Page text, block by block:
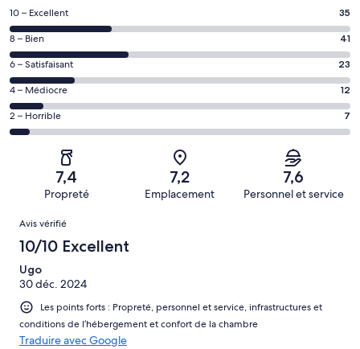
Note
des
voyageurs
de 10
(Excellent),
d’après 35 avis
sur 118.
10 – Excellent 35
Note
des
voyageurs
de 8
(Bien),
d’après 41 avis
sur 118.
8 – Bien 41
Note
des
voyageurs
de 6
(Satisfaisant),
d’après 23 avis
6 – Satisfaisant 23
Note
des
voyageurs
(Médiocre),
d’après 12 avis
sur 118.
4 – Médiocre 12
Note
des
voyageurs
(Horrible),
d’après 7 avis
sur 118.
2 – Horrible 7
7,4
Propreté
7,2
Emplacement
7,6
Personnel et service
Avis
Avis vérifié
10/10 Excellent
Ugo
30 déc. 2024
Les points forts : Propreté, personnel et service, infrastructures et
conditions de l’hébergement et confort de la chambre
Traduire avec Google